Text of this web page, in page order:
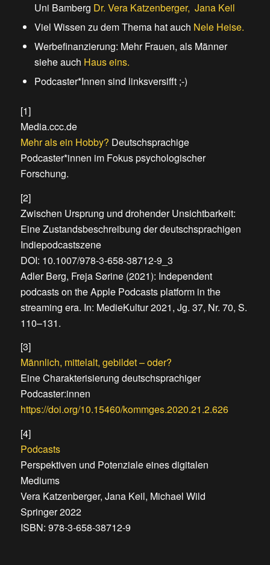
Uni Bamberg Dr. Vera Katzenberger, Jana Keil
Viel Wissen zu dem Thema hat auch Nele Heise.
Werbefinanzierung: Mehr Frauen, als Männer
siehe auch Haus eins.
Podcaster*Innen sind linksversifft ;-)
[1]
Media.ccc.de
Mehr als ein Hobby? Deutschsprachige
Podcaster*innen im Fokus psychologischer
Forschung.
[2]
Zwischen Ursprung und drohender Unsichtbarkeit:
Eine Zustandsbeschreibung der deutschsprachigen
Indiepodcastszene
DOI: 10.1007/978-3-658-38712-9_3
Adler Berg, Freja Sørine (2021): Independent
podcasts on the Apple Podcasts platform in the
streaming era. In: MedieKultur 2021, Jg. 37, Nr. 70, S.
110–131.
[3]
Männlich, mittelalt, gebildet – oder?
Eine Charakterisierung deutschsprachiger
Podcaster:innen
https://doi.org/10.15460/kommges.2020.21.2.626
[4]
Podcasts
Perspektiven und Potenziale eines digitalen
Mediums
Vera Katzenberger, Jana Keil, Michael Wild
Springer 2022
ISBN: 978-3-658-38712-9